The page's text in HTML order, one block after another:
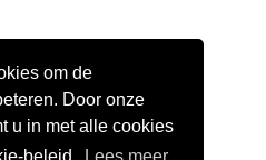
om de
Door onze
u in met alle cookies